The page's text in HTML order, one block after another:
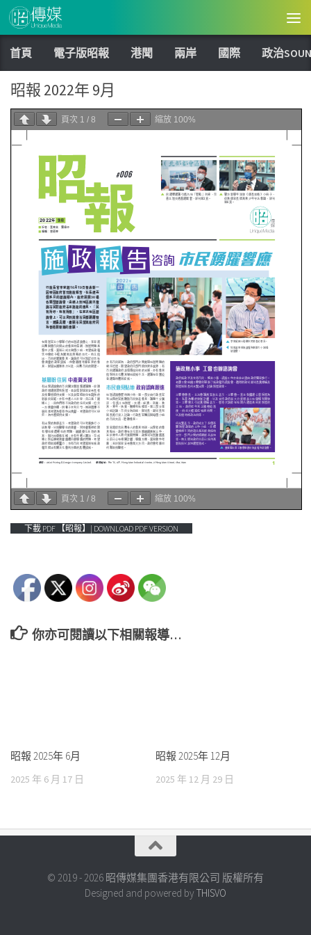
Skip to content
首頁 電子版昭報 港聞 兩岸 國際 政治
昭報 2022年 9月
頁次 1 / 8 縮放 100%
頁次 1 / 8 縮放 100%
下載 PDF 【昭報】| DOWNLOAD PDF VERSION
你亦可閱讀以下相關報導…
昭報 2025年 6月
2025 年 6 月 17 日
昭報 2025年 12月
2025 年 12 月 29 日
© 2019 - 2026 昭傳媒集團香港有限公司 版權所有
Designed and powered by THISVO